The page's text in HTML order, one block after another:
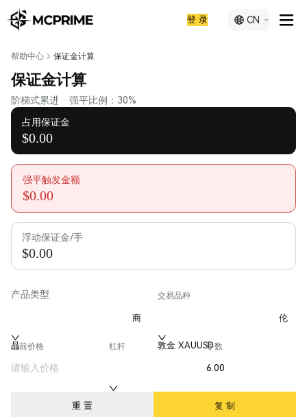
登 录 CN
帮助中心 保证金计算
保证金计算
阶梯式累进 · 强平比例 ： 30%
占用保证金
$0.00
强平触发金额
$0.00
浮动保证金/手
$0.00
产品类型
商
品
交易品种
伦
敦金 XAUUSD
当前价格 杠杆 手数
重 置 复 制